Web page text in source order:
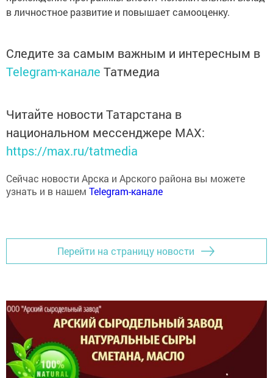
в личностное развитие и повышает самооценку.
Следите за самым важным и интересным в
Telegram-канале Татмедиа
Читайте новости Татарстана в
национальном мессенджере MАХ:
https://max.ru/tatmedia
Сейчас новости Арска и Арского района вы можете
узнать и в нашемTelegram-канале
Перейти на страницу новости